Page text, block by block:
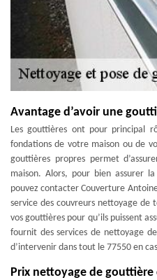
Avantage d’avoir une
Les gouttières ont pour principal
fondations de votre maison ou de
gouttières propres permet
maison. Alors, pour bien assurer
pouvez contacter Couverture
service des couvreurs nettoyage
vos gouttières pour qu’ils puissent
fournit des services de nettoyage
d’intervenir dans tout le 77550 en
Prix nettoyage de